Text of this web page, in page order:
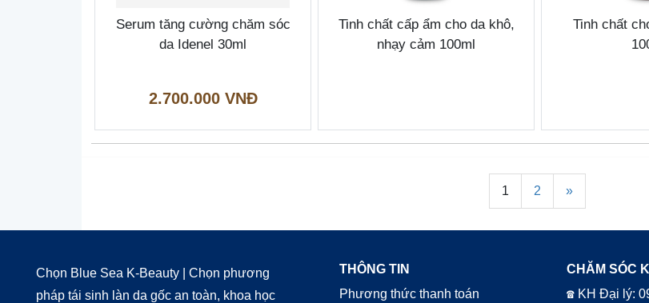
Serum tăng cường chăm sóc
da Idenel 30ml
2.700.000 VNĐ
Tinh chất cấp ẩm cho da khô,
nhạy cảm 100ml
Tinh chất
1 2 »
Chọn Blue Sea K-Beauty | Chọn phương
pháp tái sinh làn da gốc an toàn, khoa học
THÔNG TIN
Phương thức thanh toán
CHĂM SÓC
☎ KH Đại lý: